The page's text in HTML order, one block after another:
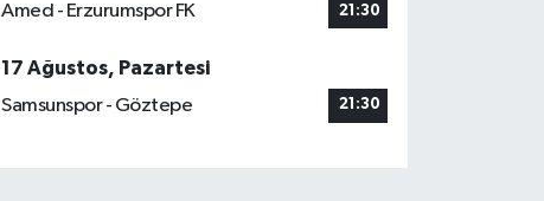
Amed - Erzurumspor FK 21:30
17 Ağustos, Pazartesi
Samsunspor - Göztepe
21:30